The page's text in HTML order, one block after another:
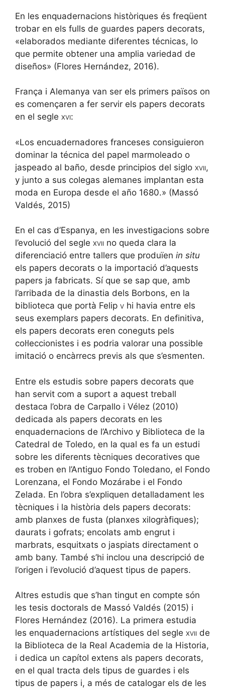
En les enquadernacions històriques és freqüent
trobar en els fulls de guardes papers decorats,
«elaborados mediante diferentes técnicas, lo
que permite obtener una amplia variedad de
diseños» (Flores Hernández, 2016).
França i Alemanya van ser els primers països on
es començaren a fer servir els papers decorats
en el segle xvi:
«Los encuadernadores franceses consiguieron
dominar la técnica del papel marmoleado o
jaspeado al baño, desde principios del siglo xvii,
y junto a sus colegas alemanes implantan esta
moda en Europa desde el año 1680.» (Massó
Valdés, 2015)
En el cas d’Espanya, en les investigacions sobre
l’evolució del segle xvii no queda clara la
diferenciació entre tallers que produïen in situ
els papers decorats o la importació d’aquests
papers ja fabricats. Sí que se sap que, amb
l’arribada de la dinastia dels Borbons, en la
biblioteca que portà Felip v hi havia entre els
seus exemplars papers decorats. En definitiva,
els papers decorats eren coneguts pels
col·leccionistes i es podria valorar una possible
imitació o encàrrecs previs als que s’esmenten.
Entre els estudis sobre papers decorats que
han servit com a suport a aquest treball
destaca l’obra de Carpallo i Vélez (2010)
dedicada als papers decorats en les
enquadernacions de l’Archivo y Biblioteca de la
Catedral de Toledo, en la qual es fa un estudi
sobre les diferents tècniques decoratives que
es troben en l’Antiguo Fondo Toledano, el Fondo
Lorenzana, el Fondo Mozárabe i el Fondo
Zelada. En l’obra s’expliquen detalladament les
tècniques i la història dels papers decorats:
amb planxes de fusta (planxes xilogràfiques);
daurats i gofrats; encolats amb engrut i
marbrats, esquitxats o jaspiats directament o
amb bany. També s’hi inclou una descripció de
l’origen i l’evolució d’aquest tipus de papers.
Altres estudis que s’han tingut en compte són
les tesis doctorals de Massó Valdés (2015) i
Flores Hernández (2016). La primera estudia
les enquadernacions artístiques del segle xvii de
la Biblioteca de la Real Academia de la Historia,
i dedica un capítol extens als papers decorats,
en el qual tracta dels tipus de guardes i els
tipus de papers i, a més de catalogar els de les